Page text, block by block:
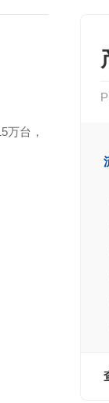
万台，